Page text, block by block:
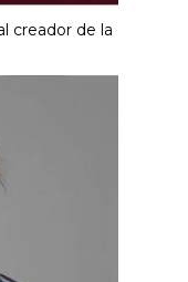
creador de la